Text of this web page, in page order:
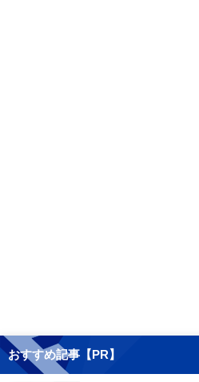
おすすめ記事【PR】